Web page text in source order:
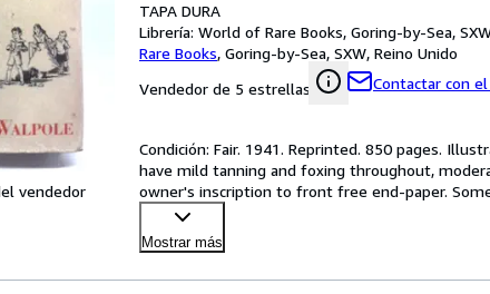
vendedor
TAPA DURA
Librería: World of Rare Books, Goring-by-Sea,
Rare Books, Goring-by-Sea, SXW, Reino Unido
Vendedor de 5 estrellas
Contactar con
Condición: Fair. 1941. Reprinted. 850 pages.
have mild tanning and foxing throughout,
owner's inscription to front free end-paper.
Mostrar más